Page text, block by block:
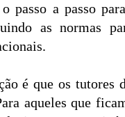
passo a passo
as normas
é que os tutores
aqueles que